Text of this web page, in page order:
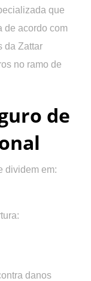
que
de acordo com
da Zattar
no ramo de
de
dividem em:
danos